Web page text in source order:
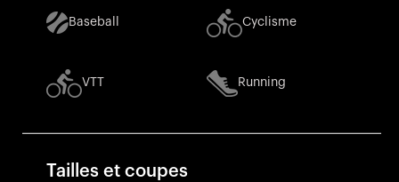
Baseball Cyclisme
VTT Running
Tailles et coupes